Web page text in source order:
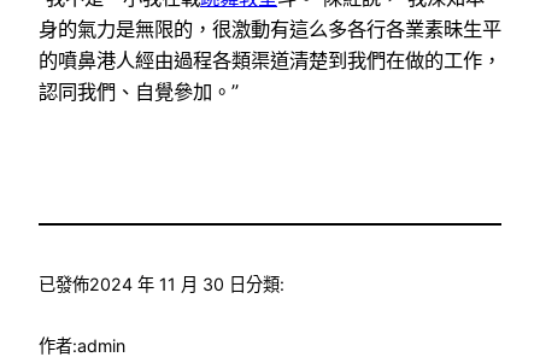
身的氣力是無限的，很激動有這么多各行各業素昧生平
的噴鼻港人經由過程各類渠道清楚到我們在做的工作，
認同我們、自覺參加。”
已發佈2024 年 11 月 30 日分類:
作者:admin